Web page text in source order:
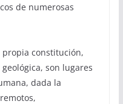
de numerosas
propia constitución,
son lugares
dada la